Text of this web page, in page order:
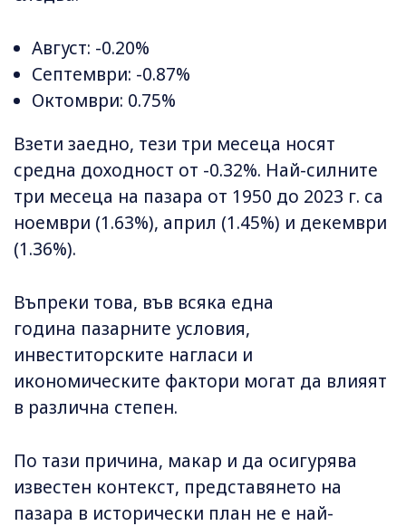
Август: -0.20%
Септември: -0.87%
Октомври: 0.75%
Взети заедно, тези три месеца носят
средна доходност от -0.32%. Най-силните
три месеца на пазара от 1950 до 2023 г. са
ноември (1.63%), април (1.45%) и декември
(1.36%).
Въпреки това, във всяка една
година пазарните условия,
инвеститорските нагласи и
икономическите фактори могат да влияят
в различна степен.
По тази причина, макар и да осигурява
известен контекст, представянето на
пазара в исторически план не е най-